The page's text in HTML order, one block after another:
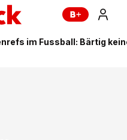
im Fussball: Bärtig